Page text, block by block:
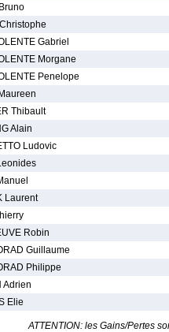
Gabriel
Morgane
Penelope
Thibault
Alain
Ludovic
Laurent
Robin
Guillaume
Philippe
Adrien
Elie
ATTENTION: les Gains/Pertes